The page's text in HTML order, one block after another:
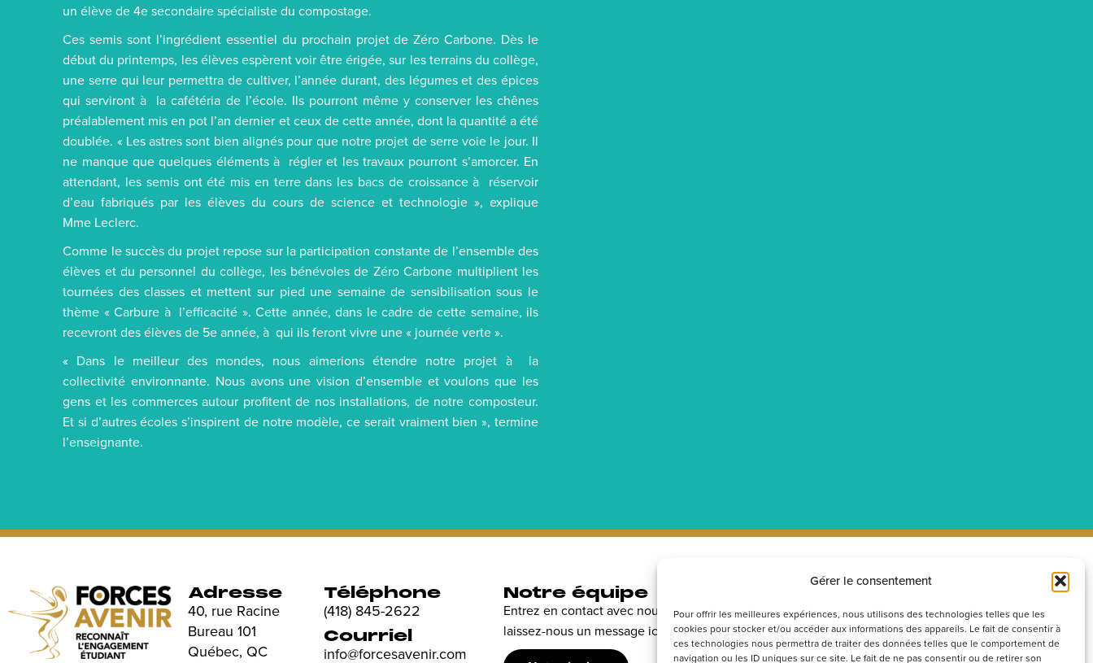
Gérer le consentement
Pour offrir les meilleures expériences, nous utilisons des technologies telles que les
cookies pour stocker et/ou accéder aux informations des appareils. Le fait de consentir à
ces technologies nous permettra de traiter des données telles que le comportement de
navigation ou les ID uniques sur ce site. Le fait de ne pas consentir ou de retirer son
un élève de 4e secondaire spécialiste du compostage.
Ces semis sont l’ingrédient essentiel du prochain projet de Zéro Carbone. Dès le
début du printemps, les élèves espèrent voir être érigée, sur les terrains du collège,
une serre qui leur permettra de cultiver, l’année durant, des légumes et des épices
qui serviront à la cafétéria de l’école. Ils pourront même y conserver les chênes
préalablement mis en pot l’an dernier et ceux de cette année, dont la quantité a été
doublée. « Les astres sont bien alignés pour que notre projet de serre voie le jour. Il
ne manque que quelques éléments à régler et les travaux pourront s’amorcer. En
attendant, les semis ont été mis en terre dans les bacs de croissance à réservoir
d’eau fabriqués par les élèves du cours de science et technologie », explique
Mme Leclerc.
Comme le succès du projet repose sur la participation constante de l’ensemble des
élèves et du personnel du collège, les bénévoles de Zéro Carbone multiplient les
tournées des classes et mettent sur pied une semaine de sensibilisation sous le
thème « Carbure à l’efficacité ». Cette année, dans le cadre de cette semaine, ils
recevront des élèves de 5e année, à qui ils feront vivre une « journée verte ».
« Dans le meilleur des mondes, nous aimerions étendre notre projet à la
collectivité environnante. Nous avons une vision d’ensemble et voulons que les
gens et les commerces autour profitent de nos installations, de notre composteur.
Et si d’autres écoles s’inspirent de notre modèle, ce serait vraiment bien », termine
l’enseignante.
Adresse
40, rue Racine
Bureau 101
Québec, QC
Téléphone
(418) 845-2622
Courriel
info@forcesavenir.com
Notre équipe
Entrez en contact avec nous et
laissez-nous un message ici.
Découvrez nos offres d’emploi ou
envoyez votre candidature
spontanée
sociaux